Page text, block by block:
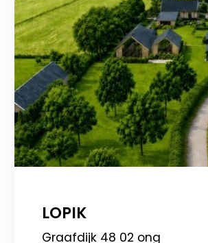
LOPIK
Graafdijk 48 02 ong